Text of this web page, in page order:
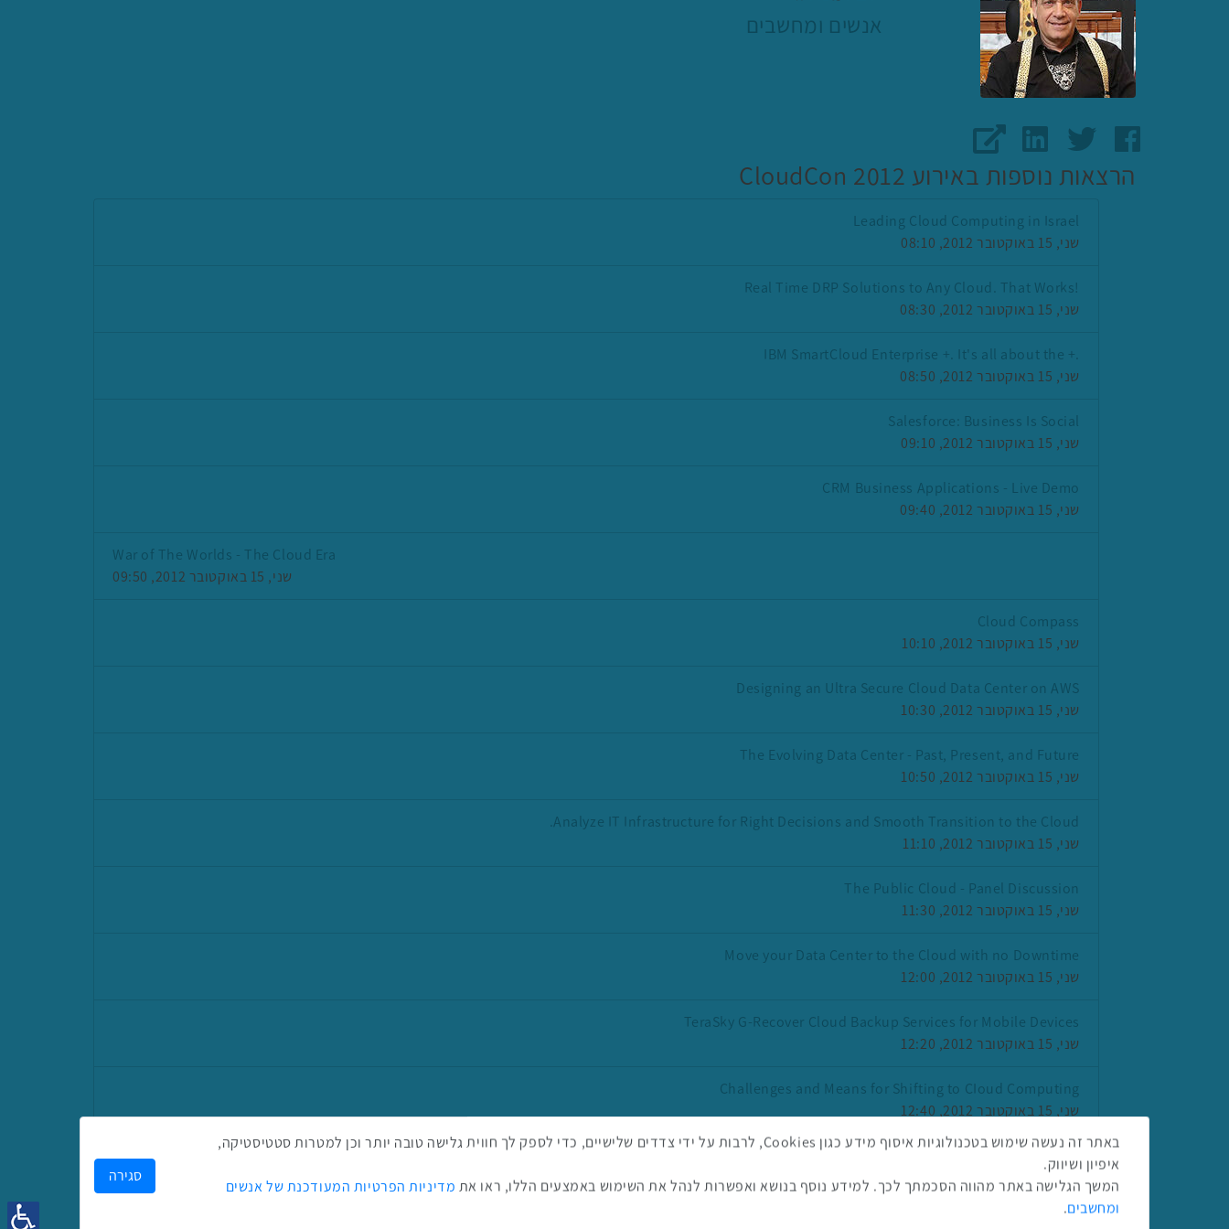
אנשים ומחשבים
דף הפייסבוק של פלי הנמר
חשבון הטוויטר של פלי הנמר
עמוד הלינקדאין של פלי הנמר
הרצאות נוספות באירוע CloudCon 2012
Leading Cloud Computing in Israel
שני, 15 באוקטובר 2012, 08:10
!Real Time DRP Solutions to Any Cloud. That Works
שני, 15 באוקטובר 2012, 08:30
.+ IBM SmartCloud Enterprise +. It's all about the
שני, 15 באוקטובר 2012, 08:50
Salesforce: Business Is Social
שני, 15 באוקטובר 2012, 09:10
CRM Business Applications - Live Demo
שני, 15 באוקטובר 2012, 09:40
War of The Worlds - The Cloud Era
שני, 15 באוקטובר 2012, 09:50
Cloud Compass
שני, 15 באוקטובר 2012, 10:10
Designing an Ultra Secure Cloud Data Center on AWS
שני, 15 באוקטובר 2012, 10:30
The Evolving Data Center - Past, Present, and Future
שני, 15 באוקטובר 2012, 10:50
Analyze IT Infrastructure for Right Decisions and Smooth Transition to the Cloud.
שני, 15 באוקטובר 2012, 11:10
The Public Cloud - Panel Discussion
שני, 15 באוקטובר 2012, 11:30
Move your Data Center to the Cloud with no Downtime
שני, 15 באוקטובר 2012, 12:00
TeraSky G-Recover Cloud Backup Services for Mobile Devices
שני, 15 באוקטובר 2012, 12:20
Challenges and Means for Shifting to CIoud Computing
שני, 15 באוקטובר 2012, 12:40
באתר זה נעשה שימוש בטכנולוגיות איסוף מידע כגון Cookies, לרבות על ידי צדדים שלישיים, כדי לספק לך חווית גלישה טובה יותר וכן למטרות סטטיסטיקה,
איפיון ושיווק.
המשך הגלישה באתר מהווה הסכמתך לכך. למידע נוסף בנושא ואפשרות לנהל את השימוש באמצעים הללו, ראו את מדיניות הפרטיות המעודכנת של אנשים
ומחשבים.
סגירה